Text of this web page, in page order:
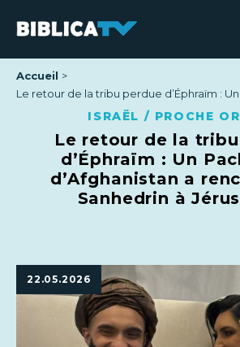
Accueil
Le retour de la tribu perdue d’Éphraïm :
ISRAËL / PROCHE
Le retour de la
d’Éphraïm : Un
d’Afghanistan a
Sanhedrin à
22.05.2026